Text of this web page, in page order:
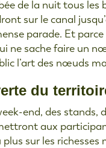
de la nuit tous les
sur le canal
parade. Et parce
ne sache faire un
l’art des nœuds
du
end, des stands,
aux
sur les richesses